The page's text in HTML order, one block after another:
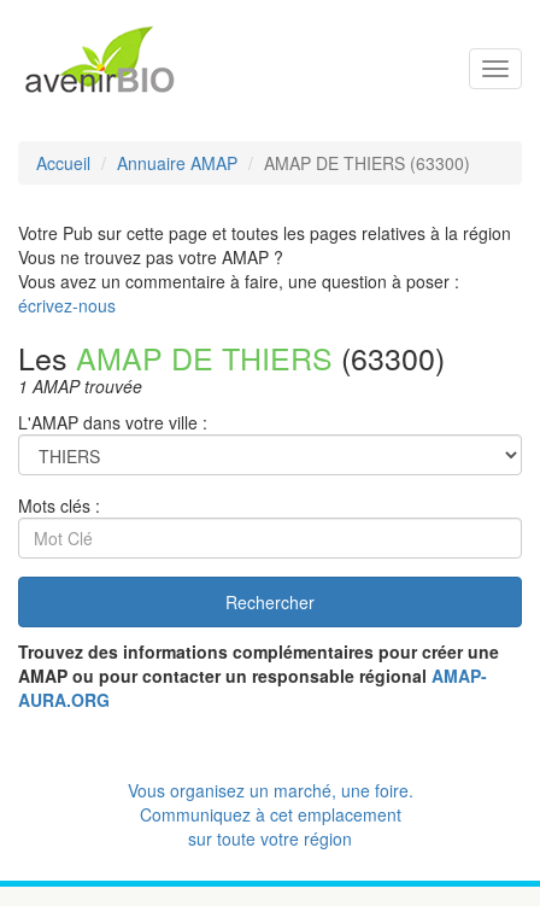
Accueil Annuaire AMAP AMAP DE THIERS (63300)
Votre Pub sur cette page et toutes les pages relatives à la région
Vous ne trouvez pas votre AMAP ?
Vous avez un commentaire à faire, une question à poser :
écrivez-nous
Les AMAP DE THIERS (63300)
1 AMAP trouvée
L'AMAP dans votre ville :
Mots clés :
Rechercher
Trouvez des informations complémentaires pour créer une
AMAP ou pour contacter un responsable régional AMAP-
AURA.ORG
Vous organisez un marché, une foire.
Communiquez à cet emplacement
sur toute votre région